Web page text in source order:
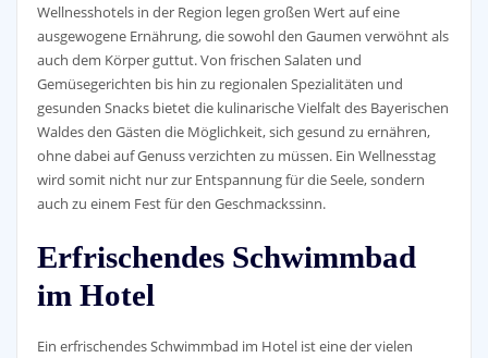
Wellnesshotels in der Region legen großen Wert auf eine
ausgewogene Ernährung, die sowohl den Gaumen verwöhnt als
auch dem Körper guttut. Von frischen Salaten und
Gemüsegerichten bis hin zu regionalen Spezialitäten und
gesunden Snacks bietet die kulinarische Vielfalt des Bayerischen
Waldes den Gästen die Möglichkeit, sich gesund zu ernähren,
ohne dabei auf Genuss verzichten zu müssen. Ein Wellnesstag
wird somit nicht nur zur Entspannung für die Seele, sondern
auch zu einem Fest für den Geschmackssinn.
Erfrischendes Schwimmbad
im Hotel
Ein erfrischendes Schwimmbad im Hotel ist eine der vielen